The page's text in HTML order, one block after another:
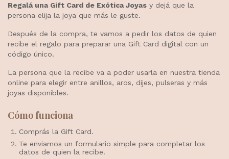
Regalá una Gift Card de Exótica Joyas y dejá que la
persona elija la joya que más le guste.
Después de la compra, te vamos a pedir los datos de quien
recibe el regalo para preparar una Gift Card digital con un
código único.
La persona que la recibe va a poder usarla en nuestra tienda
online para elegir entre anillos, aros, dijes, pulseras y más
joyas disponibles.
Cómo funciona
Comprás la Gift Card.
Te enviamos un formulario simple para completar los
datos de quien la recibe.